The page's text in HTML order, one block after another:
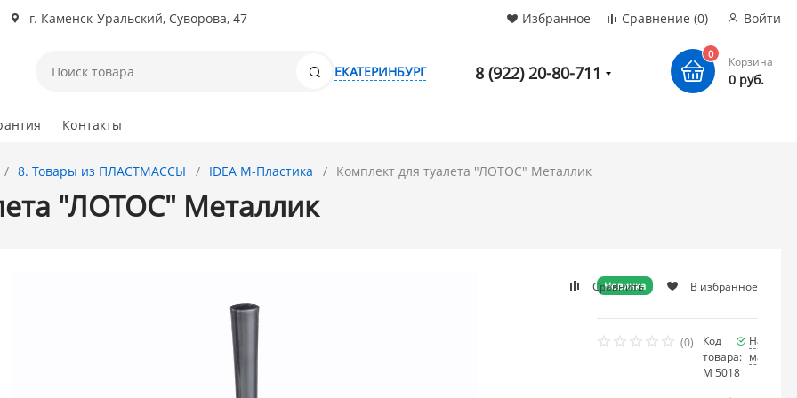
г. Каменск-Уральский, Суворова, 47 Избранное Сравнение (0) Войти
Поиск
ЕКАТЕРИНБУРГ 8 (922) 20-80-711
0
Корзина
0 руб.
Контакты
8. Товары из ПЛАСТМАССЫ IDEA М-Пластика Комплект для туалета "ЛОТОС" Металлик
"ЛОТОС" Металлик
Сравнить В избранное
Новинка
(0)
Код
товара:
М 5018
мало